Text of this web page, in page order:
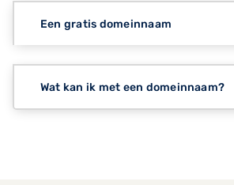
Een gratis domeinnaam
Wat kan ik met een domeinnaam?